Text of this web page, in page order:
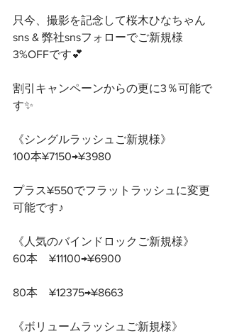
只今、撮影を記念して桜木ひなちゃん
sns & 弊社snsフォローでご新規様
3%OFFです💕
割引キャンペーンからの更に3％可能で
す✨
《シングルラッシュご新規様》
100本¥7150→¥3980
プラス¥550でフラットラッシュに変更
可能です♪
《人気のバインドロックご新規様》
60本　¥11100→¥6900
80本　¥12375→¥8663
《ボリュームラッシュご新規様》